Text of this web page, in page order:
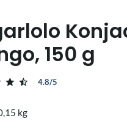
150 g
4.8/5
kg